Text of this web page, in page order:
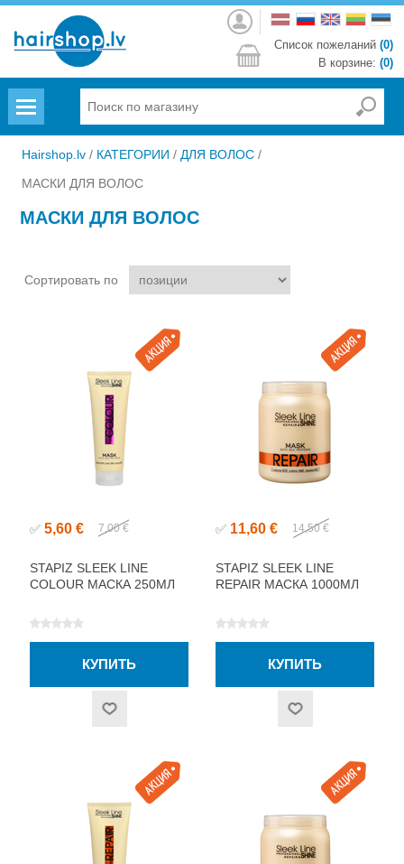
Войти
Список пожеланий (0)
В корзине: (0)
Hairshop.lv / КАТЕГОРИИ / ДЛЯ ВОЛОС /
МАСКИ ДЛЯ ВОЛОС
МАСКИ ДЛЯ ВОЛОС
Сортировать по
✅ 5,60 € 7,00 €
STAPIZ SLEEK LINE
COLOUR МАСКА 250МЛ
✅ 11,60 € 14,50 €
STAPIZ SLEEK LINE
REPAIR МАСКА 1000МЛ